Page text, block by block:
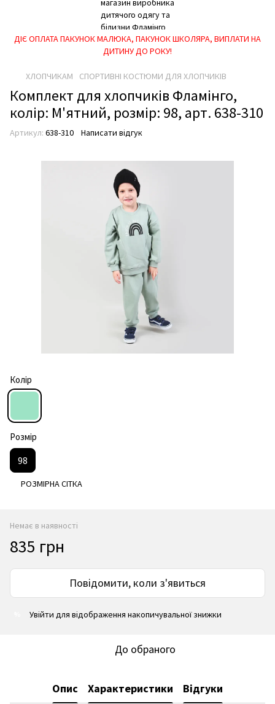
ДІЄ ОПЛАТА ПАКУНОК МАЛЮКА, ПАКУНОК ШКОЛЯРА, ВИПЛАТИ НА
ДИТИНУ ДО РОКУ!
ХЛОПЧИКАМ СПОРТИВНІ КОСТЮМИ ДЛЯ ХЛОПЧИКІВ
Комплект для хлопчиків Фламінго,
колір: М'ятний, розмір: 98, арт. 638-310
Артикул: 638-310 Написати відгук
Колір
Розмір
98
РОЗМІРНА СІТКА
Немає в наявності
835 грн
Повідомити, коли з'явиться
Увійти для відображення накопичувальної знижки
До обраного
Опис Характеристики Відгуки